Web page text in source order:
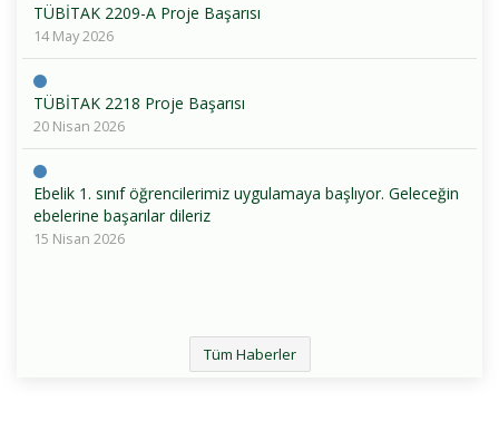
TÜBİTAK 2209-A Proje Başarısı
14 May 2026
TÜBİTAK 2218 Proje Başarısı
20 Nisan 2026
Ebelik 1. sınıf öğrencilerimiz uygulamaya başlıyor. Geleceğin
ebelerine başarılar dileriz
15 Nisan 2026
Tüm Haberler